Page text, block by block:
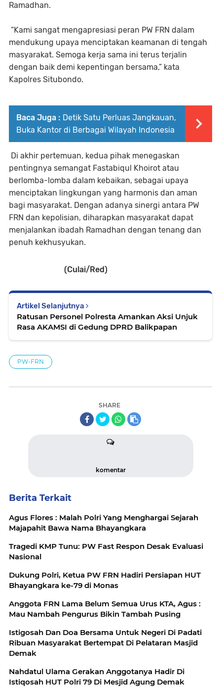
Ramadhan.
“Kami sangat mengapresiasi peran PW FRN dalam
mendukung upaya menciptakan keamanan di tengah
masyarakat. Semoga kerja sama ini terus terjalin
dengan baik demi kepentingan bersama,” kata
Kapolres Situbondo.
Baca Juga : Detik Satu Perluas Jangkauan,
Buka Kantor di Berbagai Wilayah Indonesia
Di akhir pertemuan, kedua pihak menegaskan
pentingnya semangat Fastabiqul Khoirot atau
berlomba-lomba dalam kebaikan, sebagai upaya
menciptakan lingkungan yang harmonis dan aman
bagi masyarakat. Dengan adanya sinergi antara PW
FRN dan kepolisian, diharapkan masyarakat dapat
menjalankan ibadah Ramadhan dengan tenang dan
penuh kekhusyukan.
(Culai/Red)
Artikel Selanjutnya
Ratusan Personel Polresta Amankan Aksi Unjuk
Rasa AKAMSI di Gedung DPRD Balikpapan
PW-FRN
SHARE
komentar
Berita Terkait
Agus Flores : Malah Polri Yang Menghargai Sejarah
Majapahit Bawa Nama Bhayangkara
Tragedi KMP Tunu: PW Fast Respon Desak Evaluasi
Nasional
Dukung Polri, Ketua PW FRN Hadiri Persiapan HUT
Bhayangkara ke-79 di Monas
Anggota FRN Lama Belum Semua Urus KTA, Agus :
Mau Nambah Pengurus Bikin Tambah Pusing
Istigosah Dan Doa Bersama Untuk Negeri Di Padati
Ribuan Masyarakat Bertempat Di Pelataran Masjid
Demak
Nahdatul Ulama Gerakan Anggotanya Hadir Di
Istiqosah HUT Polri 79 Di Mesjid Agung Demak